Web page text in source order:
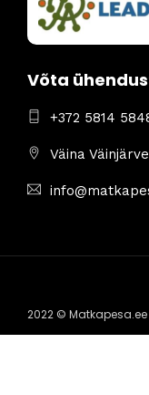
Võta
+372 5814
Väina
2022 © Matkapesa.ee